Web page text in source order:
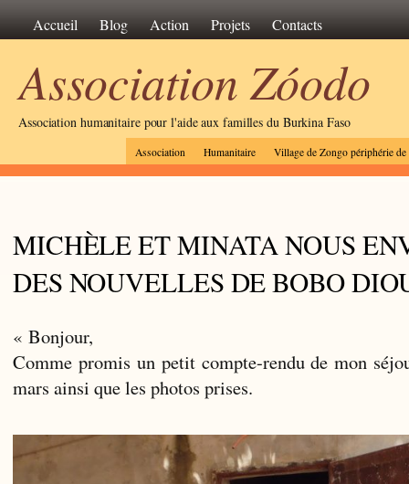
Accueil Blog Action Projets Contacts
Association Zóodo
Association humanitaire pour l'aide aux familles du Burkina Faso
Association Humanitaire Village de Zongo périphérie de
MICHÈLE ET MINATA NOUS
DES NOUVELLES DE BOBO
« Bonjour,
Comme promis un petit compte-rendu de mon
mars ainsi que les photos prises.